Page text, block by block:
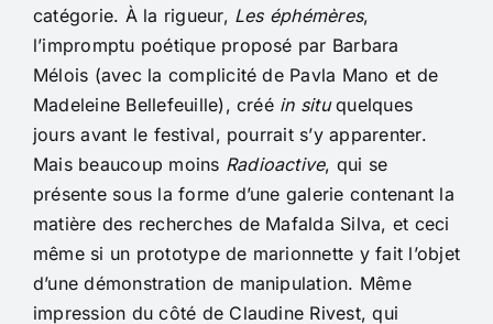
catégorie. À la rigueur, Les éphémères,
l’impromptu poétique proposé par Barbara
Mélois (avec la complicité de Pavla Mano et de
Madeleine Bellefeuille), créé in situquelques
jours avant le festival, pourrait s’y apparenter.
Mais beaucoup moins Radioactive, qui se
présente sous la forme d’une galerie contenant la
matière des recherches de Mafalda Silva, et ceci
même si un prototype de marionnette y fait l’objet
d’une démonstration de manipulation. Même
impression du côté de Claudine Rivest, qui